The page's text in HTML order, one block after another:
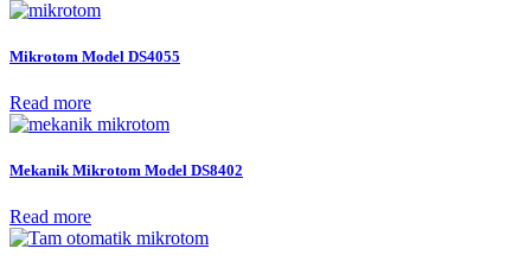
Mikrotom Model DS4055
Read more
Mekanik Mikrotom Model DS8402
Read more